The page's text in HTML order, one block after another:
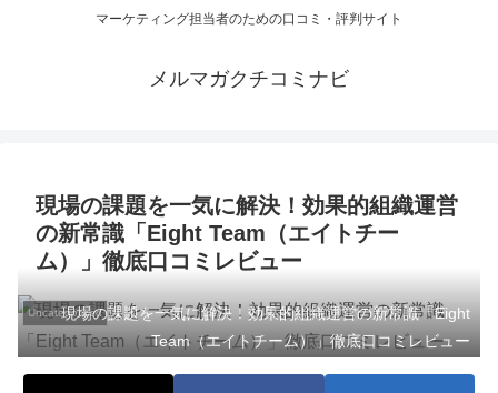
マーケティング担当者のための口コミ・評判サイト
メルマガクチコミナビ
現場の課題を一気に解決！効果的組織運営
の新常識「Eight Team（エイトチー
ム）」徹底口コミレビュー
Uncategorized
現場の課題を一気に解決！効果的組織運営の新常識「Eight
Team（エイトチーム）」徹底口コミレビュー